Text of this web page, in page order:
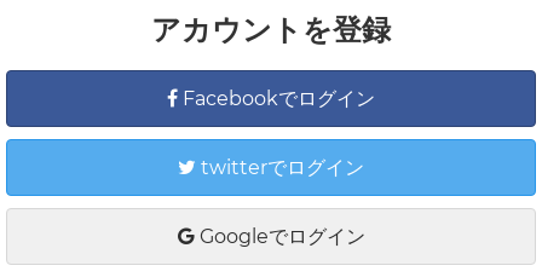
アカウントを登録
Facebookでログイン
twitterでログイン
Googleでログイン